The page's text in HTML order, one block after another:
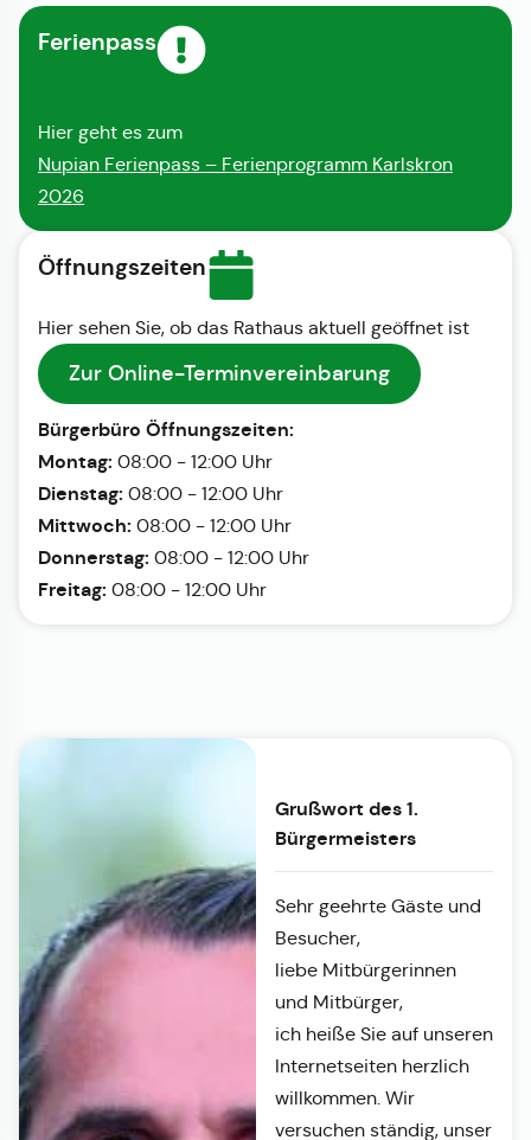
Ferienpass
Hier geht es zum
Nupian Ferienpass – Ferienprogramm Karlskron
2026
Öffnungszeiten
Hier sehen Sie, ob das Rathaus aktuell geöffnet ist
Zur Online-Terminvereinbarung
Bürgerbüro Öffnungszeiten:
Montag: 08:00 - 12:00 Uhr
Dienstag: 08:00 - 12:00 Uhr
Mittwoch: 08:00 - 12:00 Uhr
Donnerstag: 08:00 - 12:00 Uhr
Freitag: 08:00 - 12:00 Uhr
Grußwort des 1.
Bürgermeisters
Sehr geehrte Gäste und
Besucher,
liebe Mitbürgerinnen
und Mitbürger,
ich heiße Sie auf unseren
Internetseiten herzlich
willkommen. Wir
versuchen ständig, unser